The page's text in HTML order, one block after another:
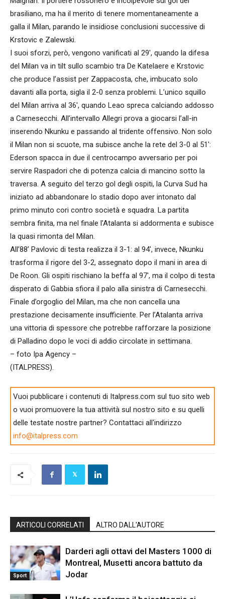
brasiliano, ma ha il merito di tenere momentaneamente a
galla il Milan, parando le insidiose conclusioni successive di
Krstovic e Zalewski.
I suoi sforzi, però, vengono vanificati al 29′, quando la difesa
del Milan va in tilt sullo scambio tra De Katelaere e Krstovic
che produce l’assist per Zappacosta, che, imbucato solo
davanti alla porta, sigla il 2-0 senza problemi. L’unico squillo
del Milan arriva al 36′, quando Leao spreca calciando addosso
a Carnesecchi. All’intervallo Allegri prova a giocarsi l’all-in
inserendo Nkunku e passando al tridente offensivo. Non solo
il Milan non si scuote, ma subisce anche la rete del 3-0 al 51′:
Ederson spacca in due il centrocampo avversario per poi
servire Raspadori che di potenza calcia di mancino sotto la
traversa. A seguito del terzo gol degli ospiti, la Curva Sud ha
iniziato ad abbandonare lo stadio dopo aver intonato dal
primo minuto cori contro società e squadra. La partita
sembra finita, ma nel finale l’Atalanta si addormenta e subisce
la quasi rimonta del Milan.
All’88’ Pavlovic di testa realizza il 3-1: al 94′, invece, Nkunku
trasforma il rigore del 3-2, assegnato dopo il mani in area di
De Roon. Gli ospiti rischiano la beffa al 97′, ma il colpo di testa
disperato di Gabbia sfiora il palo alla sinistra di Carnesecchi.
Finale d’orgoglio del Milan, ma che non cancella una
prestazione decisamente insufficiente. Per l’Atalanta arriva
una vittoria di spessore che potrebbe rafforzare la posizione
di Palladino dopo le voci di addio circolate in settimana.
– foto Ipa Agency –
(ITALPRESS).
Vuoi pubblicare i contenuti di Italpress.com sul tuo sito web
o vuoi promuovere la tua attività sul nostro sito e su quelli
delle testate nostre partner? Contattaci all'indirizzo
info@italpress.com
ARTICOLI CORRELATI ALTRO DALL'AUTORE
Sport
Darderi agli ottavi del Masters 1000 di
Montreal, Musetti ancora battuto da
Jodar